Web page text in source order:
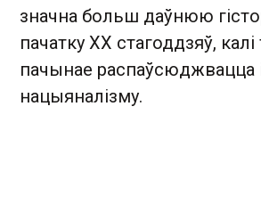
значна больш даўнюю
пачатку ХХ стагоддзяў, калі
пачынае распаўсюджвацца
нацыяналізму.